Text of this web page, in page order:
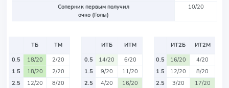
Соперник первым получил
очко (Голы)
10/20
ТБ
ТМ
0.5
18/20
2/20
1.5
18/20
2/20
2.5
12/20
8/20
ИТБ
ИТМ
0.5
14/20
6/20
1.5
9/20
11/20
2.5
4/20
16/20
ИТ2Б
ИТ2М
0.5
16/20
4/20
1.5
12/20
8/20
2.5
3/20
17/20